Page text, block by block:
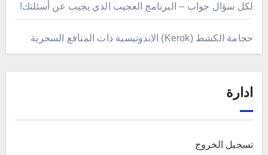
لكل سؤال جواب – البرنامج العجيب الذي يجيب عن أسئلتك!
حجامة الكشط (Kerok) الاندونيسية ذات المنافع السحرية
ادارة
تسجيل الخروج